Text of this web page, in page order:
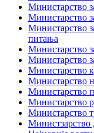
Министарство
Министарство
Министарство
питања
Министарство
Министарство
Министарство
Министарство
Министарство
Министарство
Министарство
Министзарство